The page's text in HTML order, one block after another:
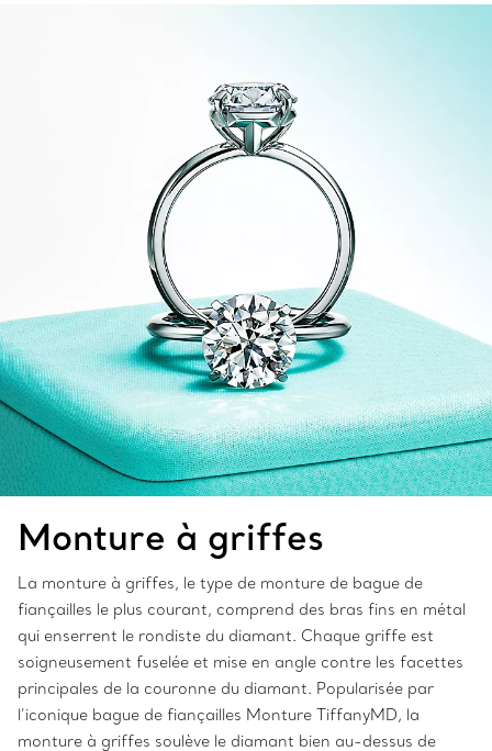
Monture à griffes
La monture à griffes, le type de monture de bague de
fiançailles le plus courant, comprend des bras fins en métal
qui enserrent le rondiste du diamant. Chaque griffe est
soigneusement fuselée et mise en angle contre les facettes
principales de la couronne du diamant. Popularisée par
l’iconique bague de fiançailles Monture TiffanyMD, la
monture à griffes soulève le diamant bien au-dessus de